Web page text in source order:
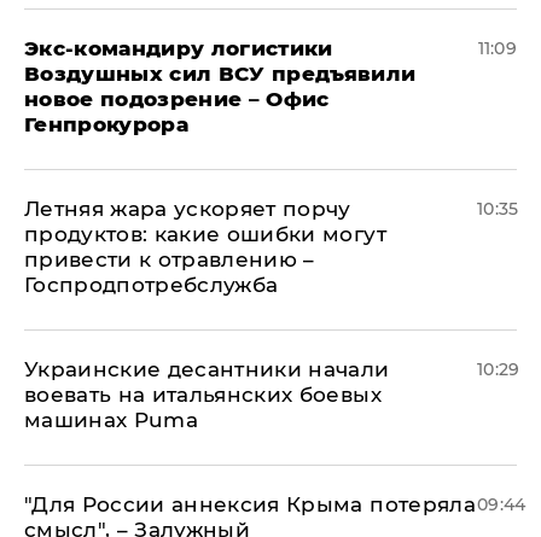
Экс-командиру логистики
Воздушных сил ВСУ предъявили
новое подозрение – Офис
Генпрокурора
11:09
Летняя жара ускоряет порчу
продуктов: какие ошибки могут
привести к отравлению –
Госпродпотребслужба
10:35
Украинские десантники начали
воевать на итальянских боевых
машинах Puma
10:29
"Для России аннексия Крыма потеряла
смысл", – Залужный
09:44